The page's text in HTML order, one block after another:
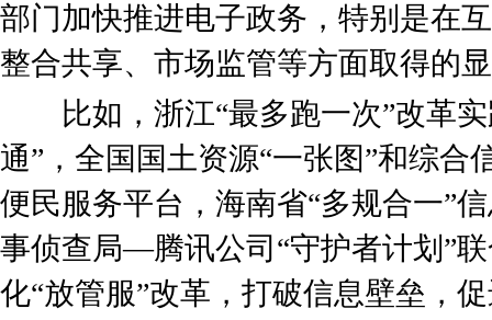
部门加快推进电子政务，特别是在
整合共享、市场监管等方面取得的
比如，浙江“最多跑一次”改革实
通”，全国国土资源“一张图”和综合
便民服务平台，海南省“多规合一”
事侦查局—腾讯公司“守护者计划”
化“放管服”改革，打破信息壁垒，